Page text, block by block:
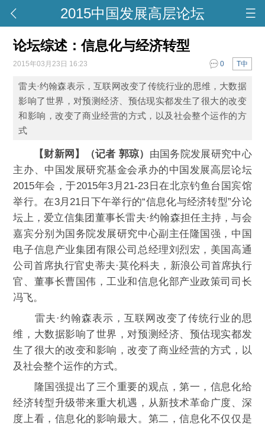
2015中国发展高层论坛
论坛综述：信息化与经济转型
2015年03月23日 16:23 T中
0
雷夫·约翰森表示，互联网改变了传统行业的思维，大数据
影响了世界，对预测经济、预估现实都发生了很大的改变
和影响，改变了商业经营的方式，以及社会整个运作的方
式
【财新网】（记者 郭琼） 由国务院发展研究中心
主办、中国发展研究基金会承办的中国发展高层论坛
2015年会，于2015年3月21-23日在北京钓鱼台国宾馆
举行。在3月21日下午举行的“信息化与经济转型”分论
坛上，爱立信集团董事长雷夫·约翰森担任主持，与会
嘉宾分别为国务院发展研究中心副主任隆国强，中国
电子信息产业集团有限公司总经理刘烈宏，美国高通
公司首席执行官史蒂夫·莫伦科夫，新浪公司首席执行
官、董事长曹国伟，工业和信息化部产业政策司司长
冯飞。
雷夫·约翰森表示，互联网改变了传统行业的思
维，大数据影响了世界，对预测经济、预估现实都发
生了很大的改变和影响，改变了商业经营的方式，以
及社会整个运作的方式。
隆国强提出了三个重要的观点，第一，信息化给
经济转型升级带来重大机遇，从新技术革命广度、深
度上看，信息化的影响最大。第二，信息化不仅仅是